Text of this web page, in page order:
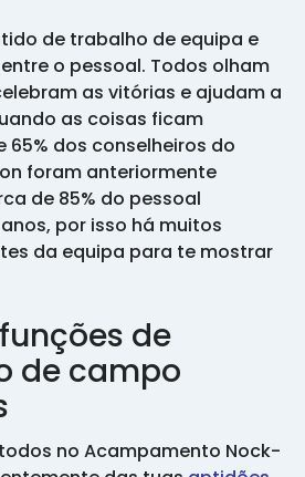
de trabalho de equipa e
o pessoal. Todos olham
as vitórias e ajudam a
as coisas ficam
65% dos conselheiros do
foram anteriormente
de 85% do pessoal
por isso há muitos
da equipa para te mostrar
de
de campo
no Acampamento Nock-